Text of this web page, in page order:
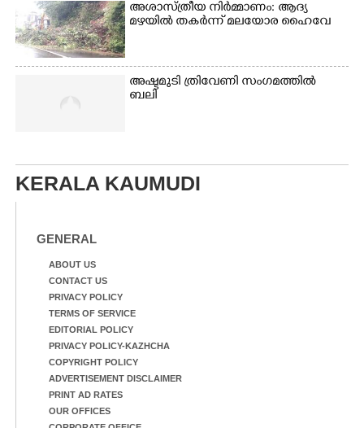
അശാസ്ത്രീയ നിർമ്മാണം: ആദ്യ
മഴയിൽ തകർന്ന് മലയോര ഹൈവേ
അഷ്ടമുടി ത്രിവേണി സംഗമത്തിൽ
ബലി
KERALA KAUMUDI
GENERAL
ABOUT US
CONTACT US
PRIVACY POLICY
TERMS OF SERVICE
EDITORIAL POLICY
PRIVACY POLICY-KAZHCHA
COPYRIGHT POLICY
ADVERTISEMENT DISCLAIMER
PRINT AD RATES
OUR OFFICES